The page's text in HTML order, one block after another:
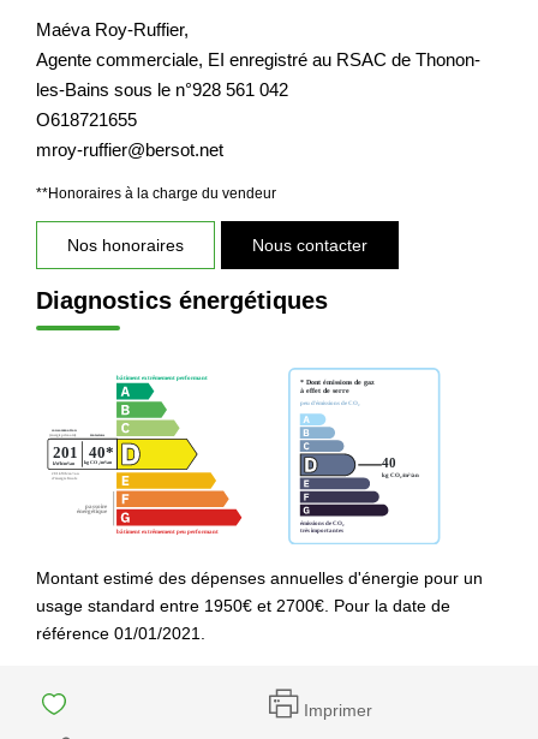
Maéva Roy-Ruffier,
Agente commerciale, EI enregistré au RSAC de Thonon-
les-Bains sous le n°928 561 042
O618721655
mroy-ruffier@bersot.net
**Honoraires à la charge du vendeur
Nos honoraires Nous contacter
Diagnostics énergétiques
Montant estimé des dépenses annuelles d'énergie pour un
usage standard entre 1950€ et 2700€. Pour la date de
référence 01/01/2021.
Imprimer